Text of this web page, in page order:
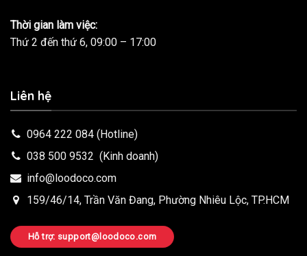
Thời gian làm việc:
Thứ 2 đến thứ 6, 09:00 – 17:00
Liên hệ
0964 222 084 (Hotline)
038 500 9532 (Kinh doanh)
info@loodoco.com
159/46/14, Trần Văn Đang, Phường Nhiêu Lộc, TP.HCM
Hỗ trợ: support@loodoco.com